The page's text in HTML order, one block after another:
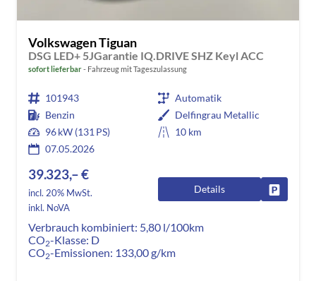
Volkswagen Tiguan
DSG LED+ 5JGarantie IQ.DRIVE SHZ Keyl ACC
sofort lieferbar Fahrzeug mit Tageszulassung
101943
Automatik
Benzin
Delfingrau Metallic
96 kW (131 PS)
10 km
07.05.2026
39.323,– €
incl. 20% MwSt.
inkl. NoVA
Details
Verbrauch kombiniert: 5,80 l/100km
CO2-Klasse: D
CO2-Emissionen: 133,00 g/km